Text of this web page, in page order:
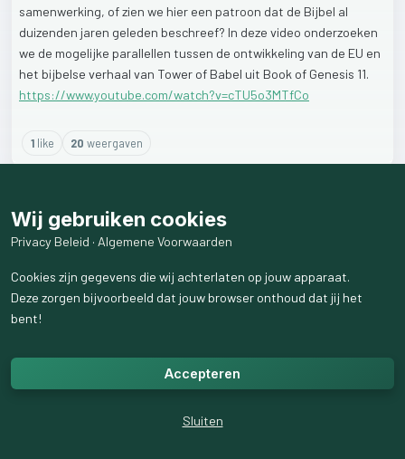
samenwerking, ofzien we hier een patroon dat de Bijbel al
duizenden jaren geleden beschreef? In deze video onderzoeken
we de mogelijke parallellen tussen de ontwikkeling van de EU en
het bijbelse verhaal van Tower of Babel uit Book of Genesis 11.
https://www.youtube.com/watch?v=cTU5o3MTfCo
1like 20 weergaven
Wij gebruiken cookies
Privacy Beleid · Algemene Voorwaarden
Cookies zijn gegevens die wij achterlaten op jouw apparaat.
Deze zorgen bijvoorbeeld dat jouw browser onthoud dat jij het
bent!
Accepteren
Sluiten